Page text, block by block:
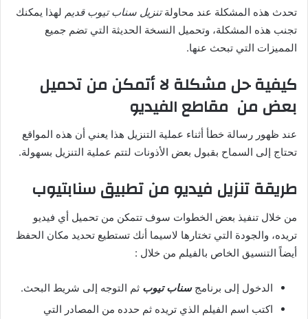
تحدث هذه المشكلة عند محاولةتنزيل سناب تيوب قديم لهذا يمكنك
تجنب هذه المشكلة، وتحميل النسخة الحديثة التي تضم جميع
المميزات التي تبحث عنها.
كيفية حل مشكلة لا أتمكن من تحميل
بعض من مقاطع الفيديو
عند ظهور رسالة خطأ أثناء عملية التنزيل هذا يعني أن هذه المواقع
تحتاج إلى السماح بقبول بعض الأذونات لتتم عملية التنزيل بسهولة.
طريقة تنزيل فيديو من تطبيق سنابتيوب
من خلال تنفيذ بعض الخطوات سوف تتمكن من تحميل أي فيديو
تريده، والجودة التي تختارها لاسيما أنك تستطيع تحديد مكان الحفظ
أيضاً التنسيق الخاص بالفيلم من خلال :
الدخول إلى برنامجسناب تيوب ثم التوجه إلى شريط البحث.
اكتب اسم الفيلم الذي تريده ثم حدده من المصادر التي